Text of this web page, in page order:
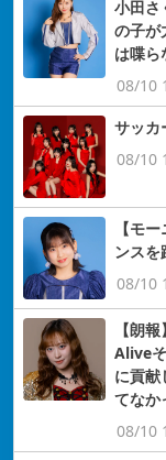
小田さ
の子が
は喋ら
08/10
サッカ
08/10
【モ
ンスを
08/10
【朗
Alive
に貢献
てなか
08/10